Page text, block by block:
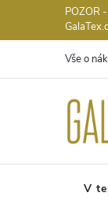
POZOR
Vše o
V